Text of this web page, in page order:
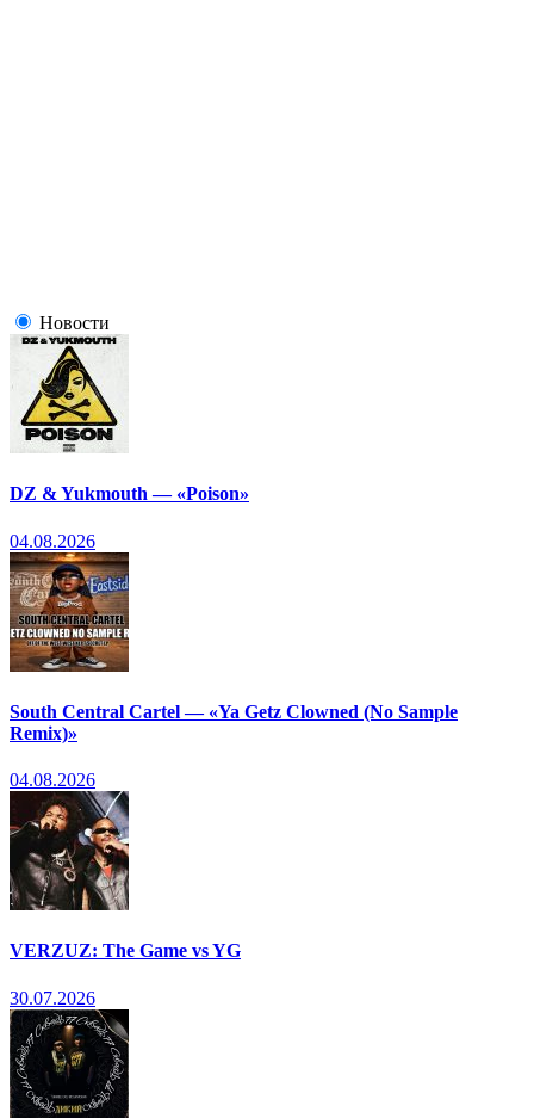
Новости
DZ & Yukmouth — «Poison»
04.08.2026
South Central Cartel — «Ya Getz Clowned (No Sample
Remix)»
04.08.2026
VERZUZ: The Game vs YG
30.07.2026